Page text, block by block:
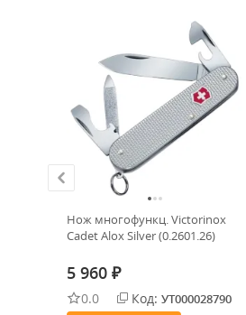
Нож многофункц. Victorinox
Cadet Alox Silver (0.2601.26)
5 960 ₽
0.0 Код: УТ000028790